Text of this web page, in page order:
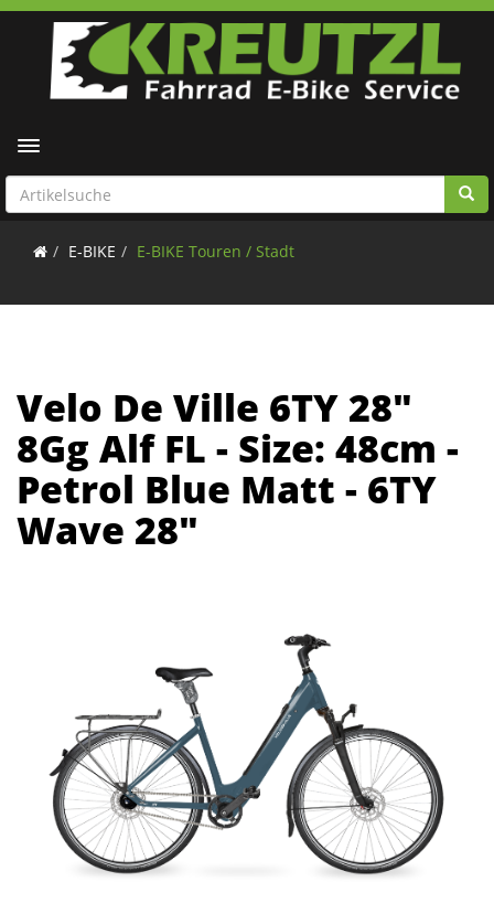
Toggle navigation
E-BIKE E-BIKE Touren / Stadt
Velo De Ville 6TY 28"
8Gg Alf FL - Size: 48cm -
Petrol Blue Matt - 6TY
Wave 28"